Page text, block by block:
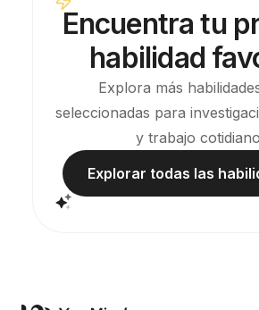
Encuentra tu
habilidad
Explora más
seleccionadas para
y trabajo
Explorar todas las